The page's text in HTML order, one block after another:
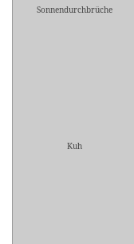
Sonnendurchbrüche
Kuh